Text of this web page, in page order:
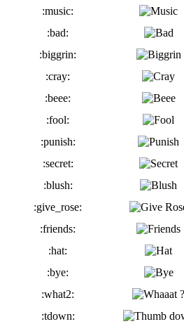
:music:
:bad:
:biggrin:
:cray:
:beee:
:fool:
:punish:
:secret:
:blush:
:give_rose:
:friends:
:hat:
:bye:
:what2:
:tdown: